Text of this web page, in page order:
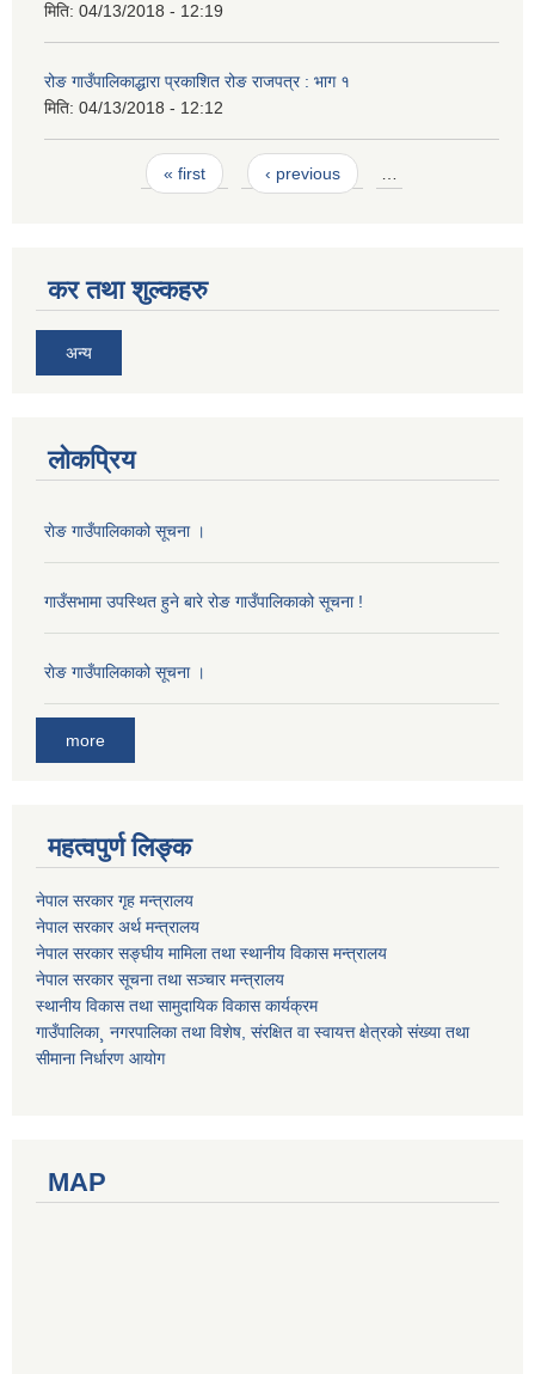
मिति: 04/13/2018 - 12:19
रोङ गाउँपालिकाद्धारा प्रकाशित रोङ राजपत्र : भाग १
मिति: 04/13/2018 - 12:12
« first ‹ previous
कर तथा शुल्कहरु
अन्य
लोकप्रिय
राेङ गाउँपालिकाको सूचना ।
गाउँसभामा उपस्थित हुने बारे रोङ गाउँपालिकाको सूचना !
राेङ गाउँपालिकाको सूचना ।
more
महत्वपुर्ण लिङ्क
नेपाल सरकार गृह मन्त्रालय
नेपाल सरकार अर्थ मन्त्रालय
नेपाल सरकार सङ्घीय मामिला तथा स्थानीय विकास मन्त्रालय
नेपाल सरकार सूचना तथा सञ्चार मन्त्रालय
स्थानीय विकास तथा सामुदायिक विकास कार्यक्रम
गाउँपालिका¸ नगरपालिका तथा विशेष, संरक्षित वा स्वायत्त क्षेत्रको संख्या तथा
सीमाना निर्धारण आयोग
MAP